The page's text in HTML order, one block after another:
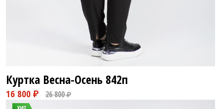
Куртка Весна-Осень 842п